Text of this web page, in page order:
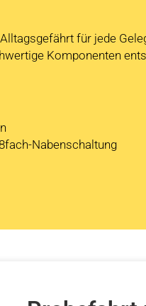
für jede
Komponenten
Nabenschaltung